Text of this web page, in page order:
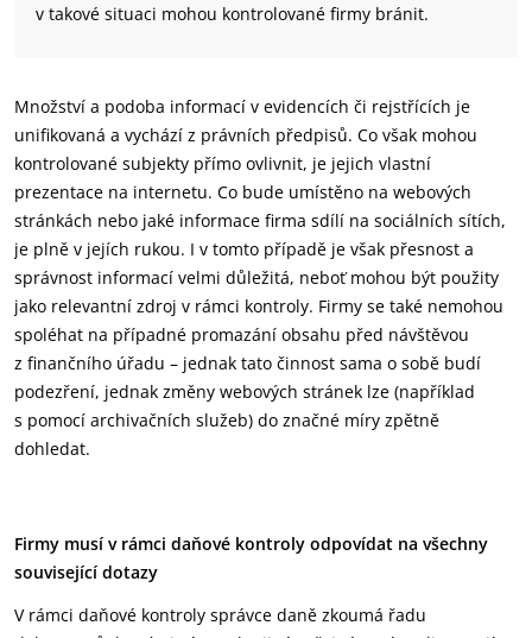
v takové situaci mohou kontrolované firmy bránit.
Množství a podoba informací v evidencích či rejstřících je
unifikovaná a vychází z právních předpisů. Co však mohou
kontrolované subjekty přímo ovlivnit, je jejich vlastní
prezentace na internetu. Co bude umístěno na webových
stránkách nebo jaké informace firma sdílí na sociálních sítích,
je plně v jejích rukou. I v tomto případě je však přesnost a
správnost informací velmi důležitá, neboť mohou být použity
jako relevantní zdroj v rámci kontroly. Firmy se také nemohou
spoléhat na případné promazání obsahu před návštěvou
z finančního úřadu – jednak tato činnost sama o sobě budí
podezření, jednak změny webových stránek lze (například
s pomocí archivačních služeb) do značné míry zpětně
dohledat.
Firmy musí v rámci daňové kontroly odpovídat na všechny
související dotazy
V rámci daňové kontroly správce daně zkoumá řadu